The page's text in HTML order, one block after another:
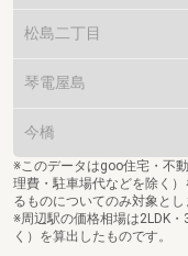
松島二丁目
琴電屋島
今橋
※このデータはgoo住宅・不
理費・駐車場代などを除く
るものについてのみ対象とし
※周辺駅の価格相場は2LDK
く）を算出したものです。